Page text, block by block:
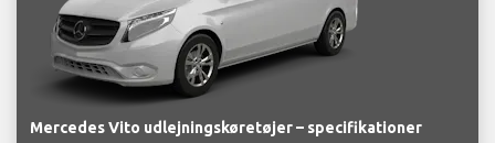
Mercedes Vito udlejningskøretøjer – specifikationer